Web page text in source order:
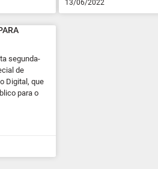
13/06/2022
segunda-
de
Digital, que
para o